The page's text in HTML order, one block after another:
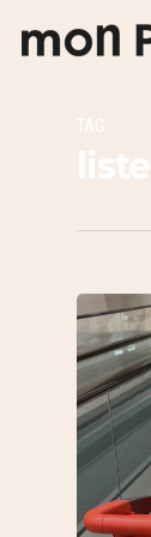
TAG
liste